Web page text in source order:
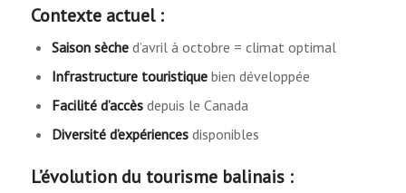
Contexte actuel :
Saison sèched’avril à octobre = climat optimal
Infrastructure touristiquebien développée
Facilité d’accèsdepuis le Canada
Diversité d’expériencesdisponibles
L’évolution du tourisme balinais :